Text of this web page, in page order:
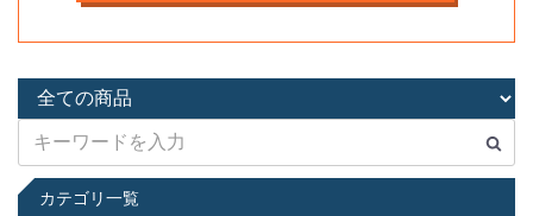
カテゴリ一覧